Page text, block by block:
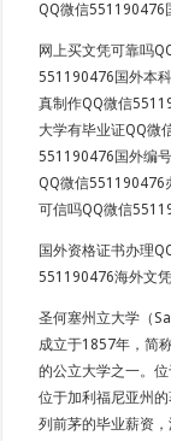
QQ微信551190476
网上买文凭可靠吗
551190476国外本
真制作QQ微信
大学有毕业证QQ微
551190476国外编
QQ微信551190476
可信吗QQ微信
国外资格证书办理
551190476海外文
圣何塞州立大学（
成立于1857年，简
的公立大学之一。
位于加利福尼亚州
列前茅的毕业薪资